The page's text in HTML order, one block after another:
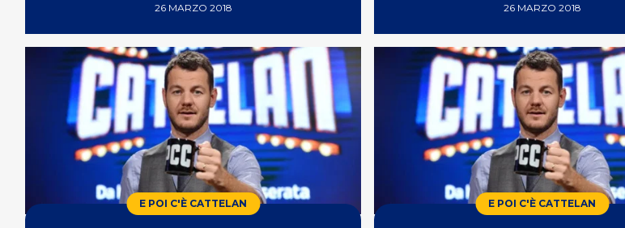
26 MARZO 2018 26 MARZO 2018
E POI C'È CATTELAN E POI C'È CATTELAN